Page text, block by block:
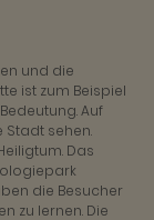
und die
ist zum Beispiel
Auf
sehen.
Das
die Besucher
zu lernen. Die